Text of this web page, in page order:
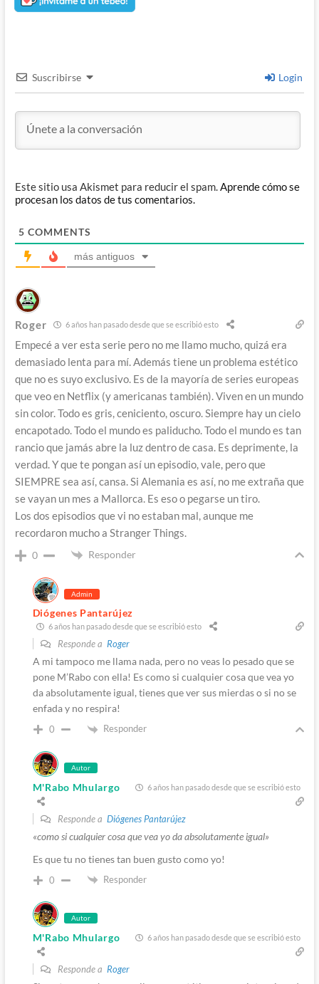
Suscribirse Login
Este sitio usa Akismet para reducir el spam. Aprende cómo se
procesan los datos de tus comentarios.
5 COMMENTS
más antiguos
Roger 6 años han pasado desde que se escribió esto
Empecé a ver esta serie pero no me llamo mucho, quizá era
demasiado lenta para mí. Además tiene un problema estético
que no es suyo exclusivo. Es de la mayoría de series europeas
que veo en Netflix (y americanas también). Viven en un mundo
sin color. Todo es gris, ceniciento, oscuro. Siempre hay un cielo
encapotado. Todo el mundo es paliducho. Todo el mundo es tan
rancio que jamás abre la luz dentro de casa. Es deprimente, la
verdad. Y que te pongan así un episodio, vale, pero que
SIEMPRE sea así, cansa. Si Alemania es así, no me extraña que
se vayan un mes a Mallorca. Es eso o pegarse un tiro.
Los dos episodios que vi no estaban mal, aunque me
recordaron mucho a Stranger Things.
0 Responder
Admin
Diógenes Pantarújez
6 años han pasado desde que se escribió esto
Responde a Roger
A mi tampoco me llama nada, pero no veas lo pesado que se
pone M’Rabo con ella! Es como si cualquier cosa que vea yo
da absolutamente igual, tienes que ver sus mierdas o si no se
enfada y no respira!
0 Responder
Autor
M'Rabo Mhulargo 6 años han pasado desde que se escribió esto
Responde a Diógenes Pantarújez
«como si cualquier cosa que vea yo da absolutamente igual»
Es que tu no tienes tan buen gusto como yo!
0 Responder
Autor
M'Rabo Mhulargo 6 años han pasado desde que se escribió esto
Responde a Roger